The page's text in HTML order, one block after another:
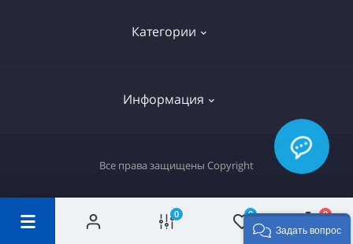
0 0 0
Категории
Российские сигареты
Информация
Вопрос-ответ
Все права защищены Copyright
Задать вопрос